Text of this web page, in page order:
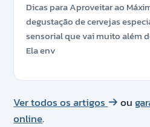
Dicas para Aproveitar ao
degustação de cervejas
sensorial que vai muito além
Ela env
Ver todos os artigos ou
online.